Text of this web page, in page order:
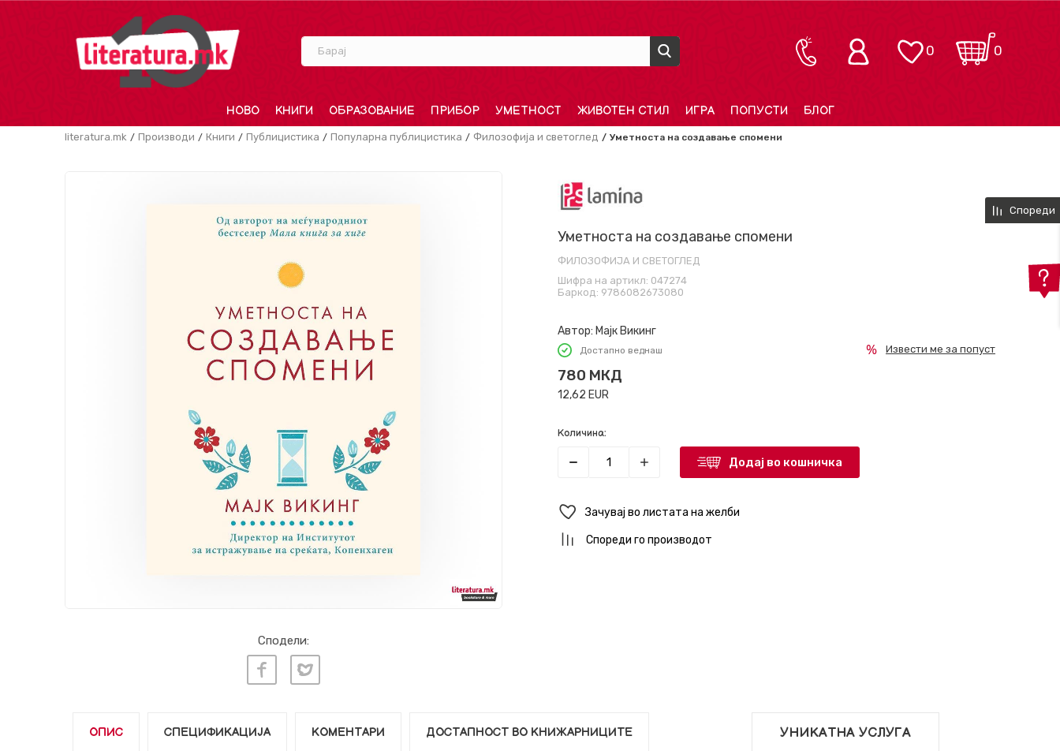
Барај 0
0
НОВО КНИГИ ОБРАЗОВАНИЕ ПРИБОР УМЕТНОСТ ЖИВОТЕН СТИЛ ИГРА ПОПУСТИ БЛОГ
literatura.mk Производи Книги Публицистика Популарна публицистика Филозофија и светоглед Уметноста на создавање спомени
Сподели:
Уметноста на создавање спомени
ФИЛОЗОФИЈА И СВЕТОГЛЕД
Шифра на артикл: 047274
Баркод: 9786082673080
Автор: Мајк Викинг
Достапно веднаш
780 МКД
12,62 EUR
Извести ме за попуст
Количина:
Додај во кошничка
Зачувај во листата на желби
Спореди го производот
ОПИС СПЕЦИФИКАЦИЈА КОМЕНТАРИ ДОСТАПНОСТ ВО КНИЖАРНИЦИТЕ УНИКАТНА УСЛУГА
Спореди